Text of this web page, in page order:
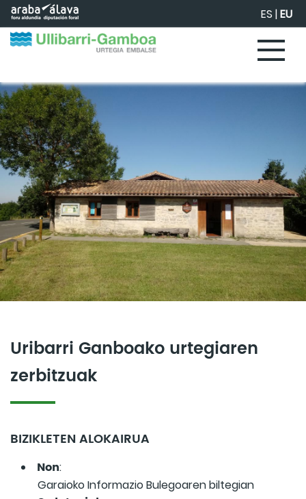
Eduki nagusira joan ES |EU
Uribarri Ganboako urtegiaren
zerbitzuak
BIZIKLETEN ALOKAIRUA
Non:
Garaioko Informazio Bulegoaren biltegian